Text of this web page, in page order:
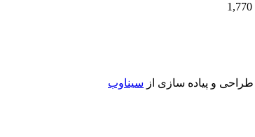
طراحی و پیاده سازی از سیناوب